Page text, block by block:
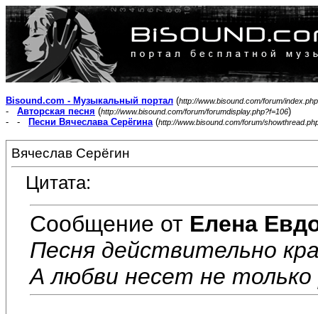
Bisound.com - Музыкальный портал (http://www.bisound.com/forum/index.php
- Авторская песня (http://www.bisound.com/forum/forumdisplay.php?f=106)
- -
Песни Вячеслава Серёгина(http://www.bisound.com/forum/
Вячеслав Серёгин
Цитата:
Сообщение от Елена
Песня действительно
А любви несет не